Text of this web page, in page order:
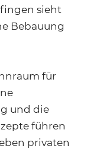
sieht
Bebauung
für
und die
führen
privaten